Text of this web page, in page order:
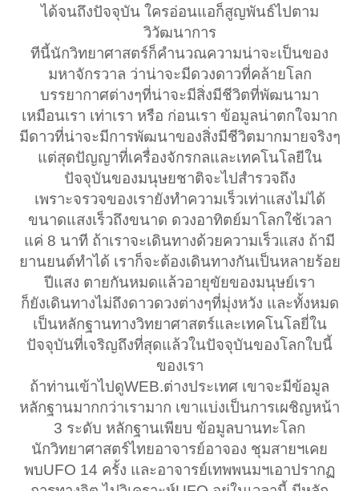
ได้จนถึงปัจจุบัน ใครอ่อนแอก็สูญพันธ์ไปตาม
วิวัฒนาการ
ทีนี้นักวิทยาศาสตร์ก็คำนวณความน่าจะเป็นของ
มหาจักรวาล ว่าน่าจะมีดวงดาวที่คล้ายโลก
บรรยากาศต่างๆที่น่าจะมีสิ่งมีชีวิตที่พัฒนามา
เหมือนเรา เท่าเรา หรือ ก่อนเรา ข้อมูลน่าตกใจมาก
มีดาวที่น่าจะมีการพัฒนาของสิ่งมีชีวิตมากมายจริงๆ
แต่สุดปัญญาที่เครื่องจักรกลและเทคโนโลยีใน
ปัจจุบันของมนุษยชาติจะไปสำรวจถึง
เพราะจรวจของเรายังทำความเร็วเท่าแสงไม่ได้
ขนาดแสงเร็วถึงขนาด ดวงอาทิตย์มาโลกใช้เวลา
แค่ 8 นาที ถ้าเราจะเดินทางด้วยความเร็วแสง ถ้ามี
ยานยนต์ทำได้ เราก็จะต้องเดินทางกันเป็นหลายร้อย
ปีแสง ตายกันหมดแล้วอายุขัยของมนุษย์เรา
ก็ยังเดินทางไม่ถึงดาวดวงต่างๆที่มุ่งหวัง และทั้งหมด
เป็นหลักฐานทางวิทยาศาสตร์และเทคโนโลยี่ใน
ปัจจุบันที่เจริญถึงที่สุดแล้วในปัจจุบันของโลกใบนี้
ของเรา
ถ้าท่านเข้าไปดูWEB.ต่างประเทศ เขาจะมีข้อมูล
หลักฐานมากกว่าเรามาก เขาแบ่งเป็นการเผชิญหน้า
3 ระดับ หลักฐานเพียบ ข้อมูลบานทะโลก
นักวิทยาศาสตร์ไทยอาจารย์อาจอง ชุมสายฯเคย
พบUFO 14 ครั้ง และอาจารย์เทพพนมฯเอาปรากฏ